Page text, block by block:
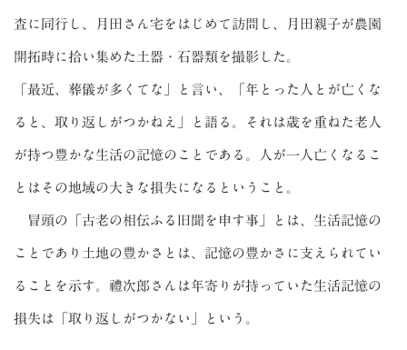
査に同行し、月田さん宅をはじめて訪問し、月田親子が農園
開拓時に拾い集めた土器・石器類を撮影した。
「最近、葬儀が多くてな」と言い、「年とった人とが亡くな
ると、取り返しがつかねえ」と語る。それは歳を重ねた老人
が持つ豊かな生活の記憶のことである。人が一人亡くなるこ
とはその地域の大きな損失になるということ。
冒頭の「古老の相伝ふる旧聞を申す事」とは、生活記憶の
ことであり土地の豊かさとは、記憶の豊かさに支えられてい
ることを示す。禮次郎さんは年寄りが持っていた生活記憶の
損失は「取り返しがつかない」という。